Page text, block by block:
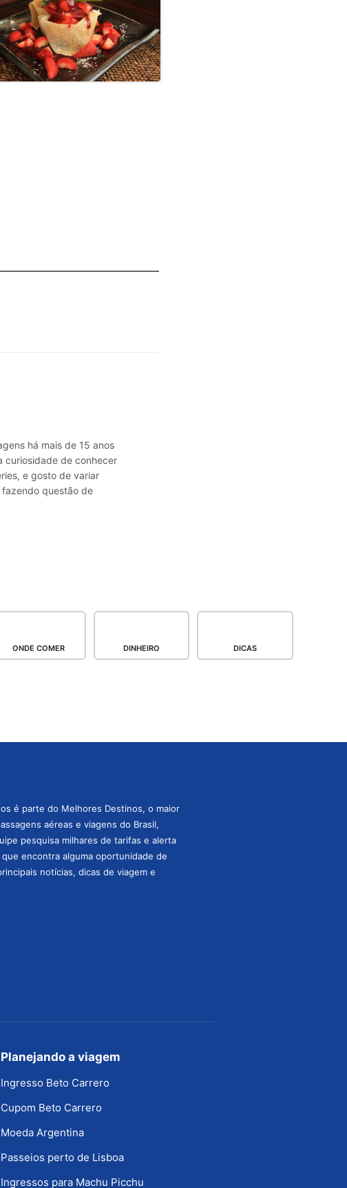
há mais de 15 anos
curiosidade de conhecer
e gosto de variar
questão de
ONDE COMER DINHEIRO DICAS
é parte do Melhores Destinos, o maior
aéreas e viagens do Brasil,
pesquisa milhares de tarifas e alerta
encontra alguma oportunidade de
notícias, dicas de viagem e
Planejando a viagem
Ingresso Beto Carrero
Cupom Beto Carrero
Moeda Argentina
Passeios perto de Lisboa
Ingressos para Machu Picchu